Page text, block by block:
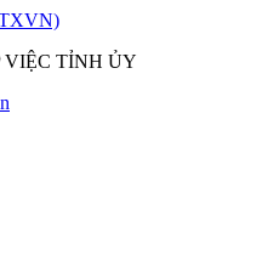
VIỆC TỈNH ỦY